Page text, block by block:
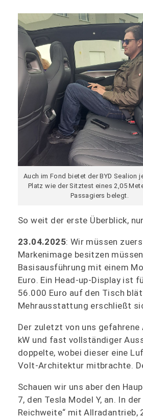
Auch im Fond bietet der BYD Sealion
Platz wie der Sitztest eines 2,05
Passagiers belegt.
So weit der erste Überblick,
23.04.2025: Wir müssen
Markenimage besitzen
Basisausführung mit einem
Euro. Ein Head-up-Display ist
56.000 Euro auf den Tisch
Mehrausstattung erschließt
Der zuletzt von uns gefahrene
kW und fast vollständiger
doppelte, wobei dieser eine
Volt-Architektur mitbrachte.
Schauen wir uns aber den
7, den Tesla Model Y, an. In
Reichweite“ mit Allradantrieb,